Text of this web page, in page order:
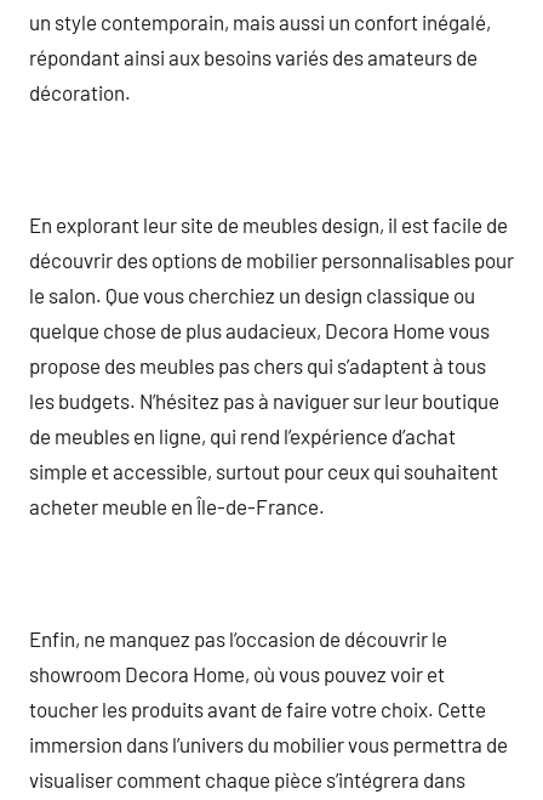
un style contemporain, mais aussi un confort inégalé,
répondant ainsi aux besoins variés des amateurs de
décoration.
En explorant leur site de meubles design, il est facile de
découvrir des options de mobilier personnalisables pour
le salon. Que vous cherchiez un design classique ou
quelque chose de plus audacieux, Decora Home vous
propose des meubles pas chers qui s’adaptent à tous
les budgets. N’hésitez pas à naviguer sur leur boutique
de meubles en ligne, qui rend l’expérience d’achat
simple et accessible, surtout pour ceux qui souhaitent
acheter meuble en Île-de-France.
Enfin, ne manquez pas l’occasion de découvrir le
showroom Decora Home, où vous pouvez voir et
toucher les produits avant de faire votre choix. Cette
immersion dans l’univers du mobilier vous permettra de
visualiser comment chaque pièce s’intégrera dans